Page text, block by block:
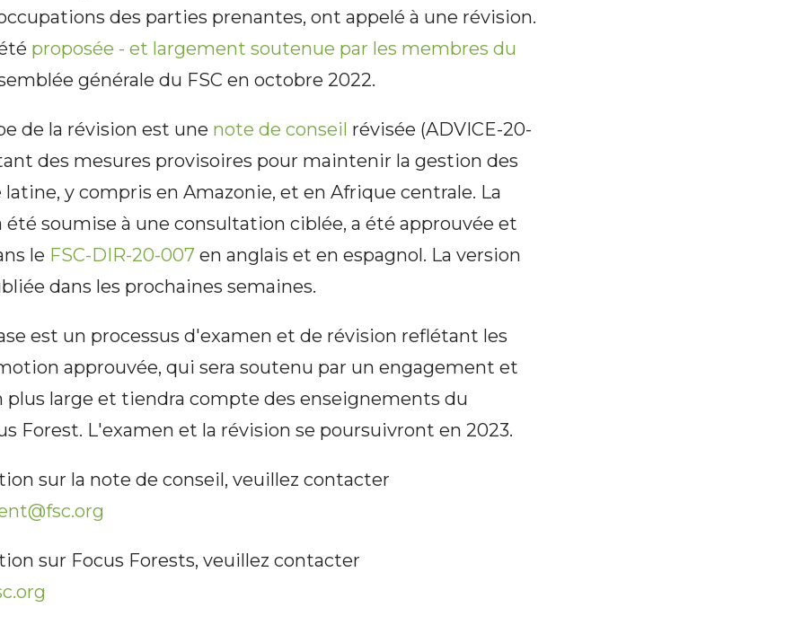
des parties prenantes, ont appelé à une révision.
proposée - et largement soutenue par les membres du
générale du FSC en octobre 2022.
de la révision est une note de conseil révisée (ADVICE-20-
des mesures provisoires pour maintenir la gestion des
y compris en Amazonie, et en Afrique centrale. La
été soumise à une consultation ciblée, a été approuvée et
le FSC-DIR-20-007 en anglais et en espagnol. La version
dans les prochaines semaines.
est un processus d'examen et de révision reflétant les
approuvée, qui sera soutenu par un engagement et
plus large et tiendra compte des enseignements du
Forest. L'examen et la révision se poursuivront en 2023.
sur la note de conseil, veuillez contacter
sur Focus Forests, veuillez contacter